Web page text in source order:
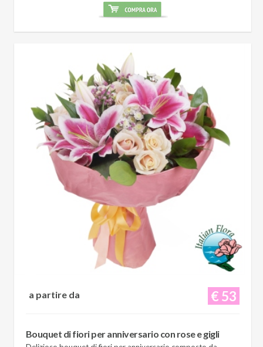
€ 53
a partire da
Bouquet di fiori per anniversario con rose e gigli